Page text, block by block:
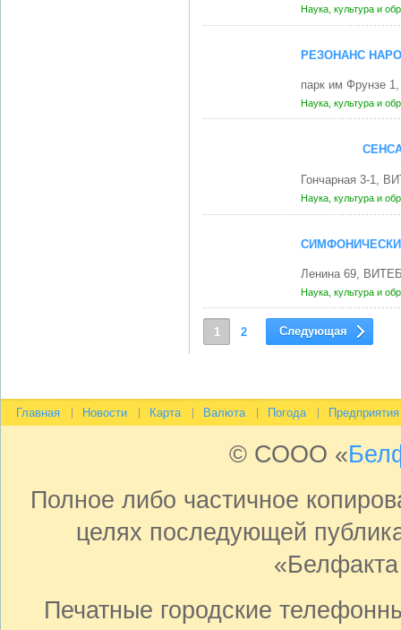
Наука, культура и
РЕЗОНАНС
парк им Фрунзе
Наука, культура и
Гончарная 3-1,
Наука, культура и
Ленина 69,
Наука, культура и
1 2 Следующая
Главная Новости Карта Валюта Погода Предприятия
© СООО «
Полное либо частичное
целях последующей
Печатные городские